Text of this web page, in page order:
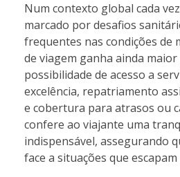
Num contexto global cada
marcado por desafios
frequentes nas condições de
de viagem ganha ainda maior
possibilidade de acesso a
excelência, repatriamento
e cobertura para atrasos ou
confere ao viajante uma
indispensável, assegurando
face a situações que